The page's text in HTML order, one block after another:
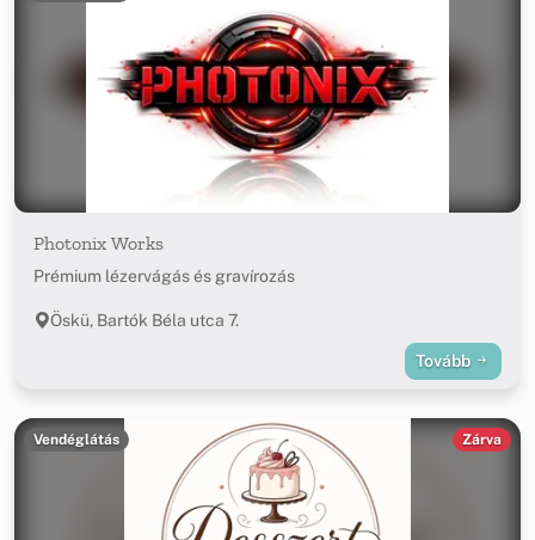
Photonix Works
Prémium lézervágás és gravírozás
Öskü, Bartók Béla utca 7.
Tovább
Vendéglátás Zárva